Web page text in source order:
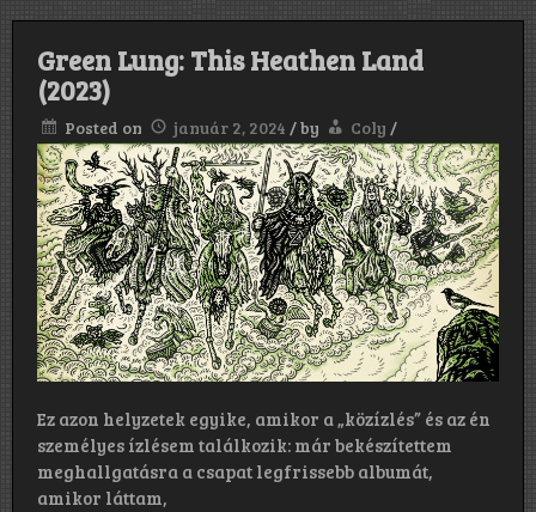
Green Lung: This Heathen Land
(2023)
Posted on január 2, 2024 /by Coly /
Ez azon helyzetek egyike, amikor a „közízlés” és az én
személyes ízlésem találkozik: már bekészítettem
meghallgatásra a csapat legfrissebb albumát,
amikor láttam,